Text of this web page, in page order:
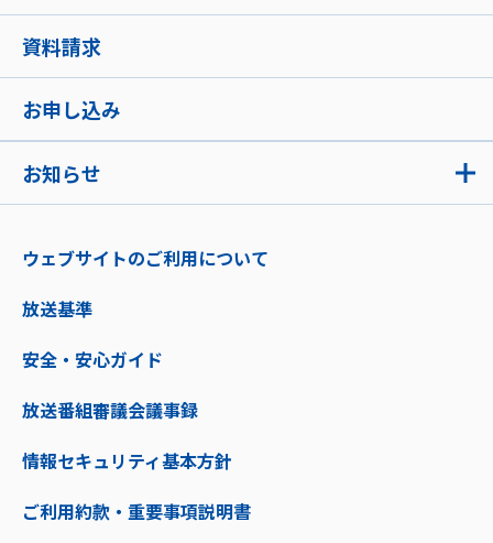
お知らせ
資料請求
お申し込み
ウェブサイトのご利用について
放送基準
安全・安心ガイド
放送番組審議会議事録
情報セキュリティ基本方針
ご利用約款・重要事項説明書